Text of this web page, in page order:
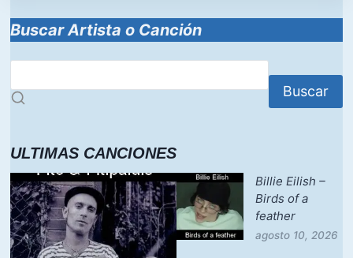
Buscar Artista o Canción
Buscar
ULTIMAS CANCIONES
Billie Eilish –
Birds of a
feather
agosto 10, 2026